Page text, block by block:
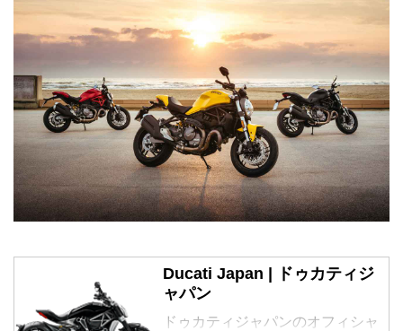
Ducati Japan | ドゥカティジ
ャパン
ドゥカティジャパンのオフィシャ